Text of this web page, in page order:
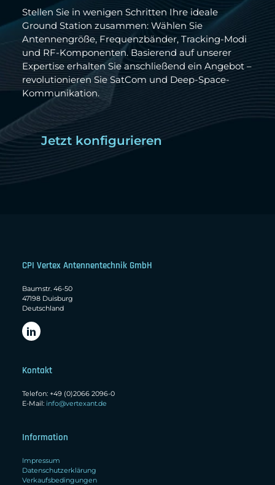
Stellen Sie in wenigen Schritten Ihre ideale
Ground Station zusammen: Wählen Sie
Antennengröße, Frequenzbänder, Tracking-Modi
und RF-Komponenten. Basierend auf unserer
Expertise erhalten Sie anschließend ein Angebot –
revolutionieren Sie SatCom und Deep-Space-
Kommunikation.
Jetzt konfigurieren
CPI Vertex Antennentechnik GmbH
Baumstr. 46-50
47198 Duisburg
Deutschland
Kontakt
Telefon: +49 (0)2066 2096-0
E-Mail: info@vertexant.de
Information
Impressum
Datenschutzerklärung
Verkaufsbedingungen